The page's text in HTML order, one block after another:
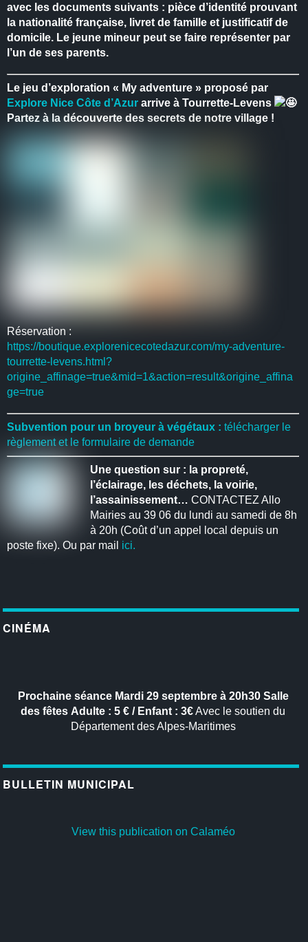
avec les documents suivants : pièce d’identité prouvant
la nationalité française, livret de famille et justificatif de
domicile. Le jeune mineur peut se faire représenter par
l’un de ses parents.
Le jeu d’exploration « My adventure » proposé par
Explore Nice Côte d’Azur arrive à Tourrette-Levens
Partez à la découverte des secrets de notre village !
Réservation :
https://boutique.explorenicecotedazur.com/my-adventure-
tourrette-levens.html?
origine_affinage=true&mid=1&action=result&origine_affina
ge=true
Subvention pour un broyeur à végétaux : télécharger le
règlement et le formulaire de demande
Une question sur : la propreté,
l’éclairage, les déchets, la voirie,
l’assainissement… CONTACTEZ Allo
Mairies au 39 06 du lundi au samedi de 8h
à 20h (Coût d’un appel local depuis un
poste fixe). Ou par mail ici.
CINÉMA
Prochaine séanceMardi 29 septembre à 20h30 Salle
des fêtes Adulte : 5 € / Enfant : 3€Avec le soutien du
Département des Alpes-Maritimes
BULLETIN MUNICIPAL
View this publication on Calaméo